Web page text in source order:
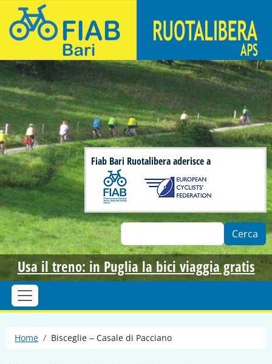
Salta al contenuto principale
Bari Ruotalibera - Associazione di ciclisti urbani
Fiab Bari Ruotalibera aderisce a
Cerca
Usa il treno: in Puglia la bici viaggia gratis
Briciole di pane
Home Bisceglie – Casale di Pacciano